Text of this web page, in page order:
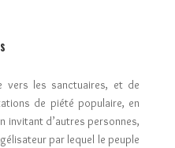
vers les sanctuaires, et de
de piété populaire, en
invitant d’autres personnes,
par lequel le peuple